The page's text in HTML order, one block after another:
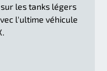
les tanks légers
l'ultime véhicule